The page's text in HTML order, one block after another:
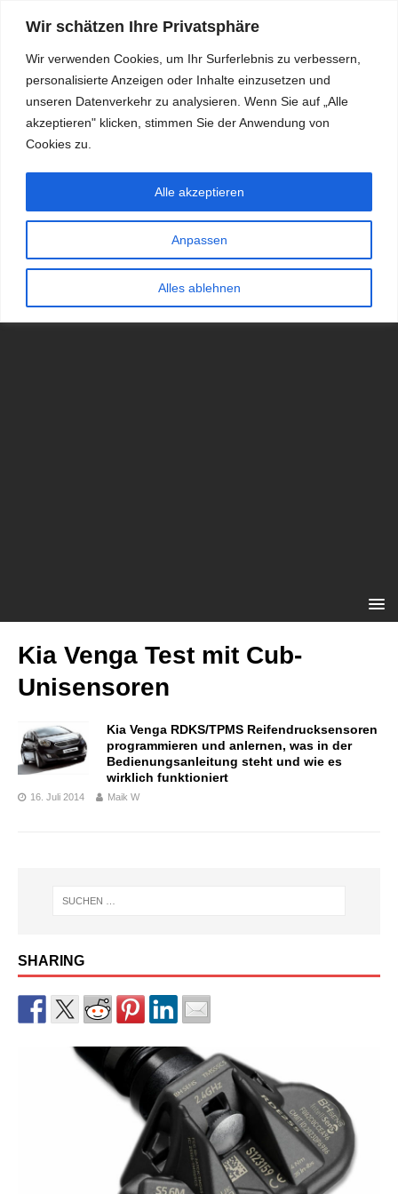
Wir schätzen Ihre Privatsphäre
Wir verwenden Cookies, um Ihr Surferlebnis zu verbessern,
personalisierte Anzeigen oder Inhalte einzusetzen und
unseren Datenverkehr zu analysieren. Wenn Sie auf „Alle
akzeptieren" klicken, stimmen Sie der Anwendung von
Cookies zu.
Anpassen
Alles ablehnen
Alle akzeptieren
RDKS.EXPERT
TESTS, EXPERTEN-TIPPS RUND UM DAS THEMA RDKS UND
Kia Venga Test mit Cub-
Unisensoren
Kia Venga RDKS/TPMS Reifendrucksensoren
programmieren und anlernen, was in der
Bedienungsanleitung steht und wie es
wirklich funktioniert
16. Juli 2014 Maik W
SHARING